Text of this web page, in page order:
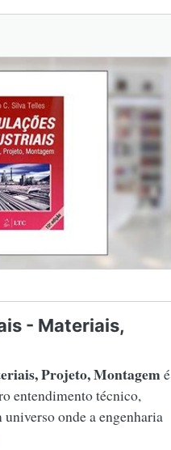
- Materiais,
Projeto, Montagemé
entendimento técnico,
onde a engenharia